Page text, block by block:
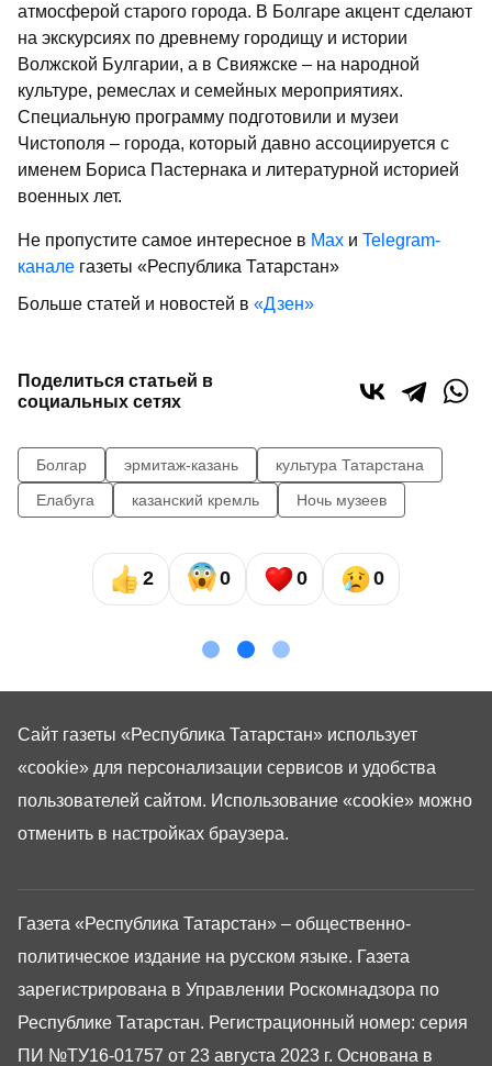
атмосферой старого города. В Болгаре акцент сделают
на экскурсиях по древнему городищу и истории
Волжской Булгарии, а в Свияжске – на народной
культуре, ремеслах и семейных мероприятиях.
Специальную программу подготовили и музеи
Чистополя – города, который давно ассоциируется с
именем Бориса Пастернака и литературной историей
военных лет.
Не пропустите самое интересное в Max и Telegram-
канале газеты «Республика Татарстан»
Больше статей и новостей в «Дзен»
Поделиться статьей в
социальных сетях
Болгар эрмитаж-казань
культура Татарстана
Елабуга
казанский кремль Ночь музеев
2 0 0 0
Газета «Республика Татарстан» – общественно-
политическое издание на русском языке. Газета
зарегистрирована в Управлении Роскомнадзора по
Республике Татарстан. Регистрационный номер: серия
ПИ №ТУ16-01757 от 23 августа 2023 г. Основана в
Сайт газеты «Республика Татарстан» использует
«cookie» для персонализации сервисов и удобства
пользователей сайтом. Использование «cookie» можно
отменить в настройках браузера.